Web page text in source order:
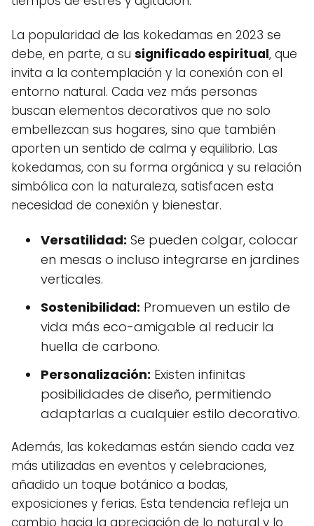
La popularidad de las kokedamas en 2023 se
debe, en parte, a su significado espiritual, que
invita a la contemplación y la conexión con el
entorno natural. Cada vez más personas
buscan elementos decorativos que no solo
embellezcan sus hogares, sino que también
aporten un sentido de calma y equilibrio. Las
kokedamas, con su forma orgánica y su relación
simbólica con la naturaleza, satisfacen esta
necesidad de conexión y bienestar.
Versatilidad: Se pueden colgar, colocar
en mesas o incluso integrarse en jardines
verticales.
Sostenibilidad: Promueven un estilo de
vida más eco-amigable al reducir la
huella de carbono.
Personalización: Existen infinitas
posibilidades de diseño, permitiendo
adaptarlas a cualquier estilo decorativo.
Además, las kokedamas están siendo cada vez
más utilizadas en eventos y celebraciones,
añadido un toque botánico a bodas,
exposiciones y ferias. Esta tendencia refleja un
cambio hacia la apreciación de lo natural y lo